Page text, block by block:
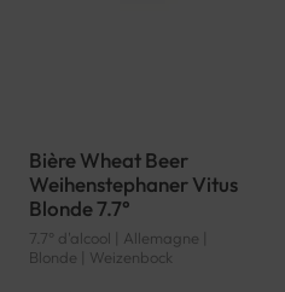
Bière Wheat Beer
Weihenstephaner Vitus
Blonde 7.7°
7.7° d'alcool | Allemagne |
Blonde | Weizenbock